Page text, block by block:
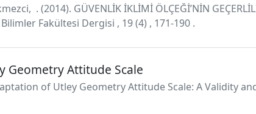
. (2014). GÜVENLİK İKLİMİ ÖLÇEĞİ’NİN
Fakültesi Dergisi , 19 (4) , 171-190 .
Geometry Attitude Scale
of Utley Geometry Attitude Scale: A Validity